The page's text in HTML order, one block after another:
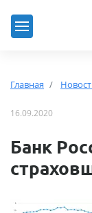
Главная
16.09.2020
Банк